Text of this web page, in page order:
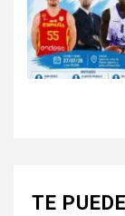
TE